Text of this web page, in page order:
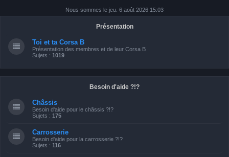
Nous sommes le jeu. 6 août 2026 15:03
Présentation
Toi et ta Corsa B
Présentation des membres et de leur Corsa B
Sujets : 1019
Besoin d'aide ?!?
Châssis
Besoin d'aide pour le châssis ?!?
Sujets : 175
Carrosserie
Besoin d'aide pour la carrosserie ?!?
Sujets : 116